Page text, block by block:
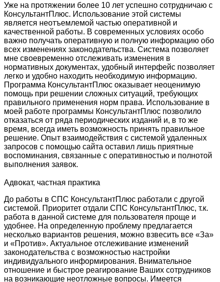
Уже на протяжении более 10 лет успешно сотрудничаю с
КонсультантПлюс. Использование этой системы
является неотъемлемой частью оперативной и
качественной работы. В современных условиях особо
важно получать оперативную и полную информацию обо
всех изменениях законодательства. Система позволяет
мне своевременно отслеживать изменения в
нормативных документах, удобный интерфейс позволяет
легко и удобно находить необходимую информацию.
Программа КонсультантПлюс оказывает неоценимую
помощь при решении сложных ситуаций, требующих
правильного применения норм права. Использование в
моей работе программы КонсультантПлюс позволило
отказаться от ряда периодических изданий и, в то же
время, всегда иметь возможность принять правильное
решение. Опыт взаимодействия с системой удаленных
запросов с помощью сайта оставил лишь приятные
воспоминания, связанные с оперативностью и полнотой
выполнения заявок.
Адвокат, частная практика
До работы в СПС КонсультантПлюс работали с другой
системой. Приоритет отдали СПС КонсультантПлюс, т.к.
работа в данной системе для пользователя проще и
удобнее. На определенную проблему предлагается
несколько вариантов решения, можно взвесить все «За»
и «Против». Актуальное отслеживание изменений
законодательства с возможностью настройки
индивидуального информирования. Внимательное
отношение и быстрое реагирование Ваших сотрудников
на возникающие неотложные вопросы. Имеется